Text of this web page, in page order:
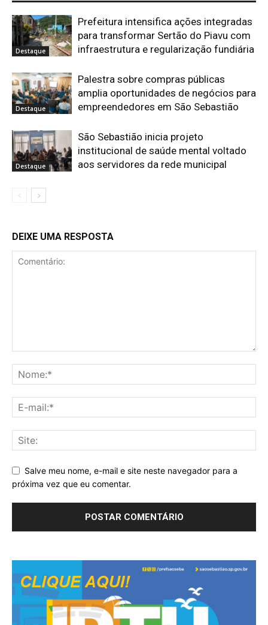
Destaque
Prefeitura intensifica ações integradas
para transformar Sertão do Piavu com
infraestrutura e regularização fundiária
Destaque
Palestra sobre compras públicas
amplia oportunidades de negócios para
empreendedores em São Sebastião
Destaque
São Sebastião inicia projeto
institucional de saúde mental voltado
aos servidores da rede municipal
DEIXE UMA RESPOSTA
Salve meu nome, e-mail e site neste navegador para a
próxima vez que eu comentar.